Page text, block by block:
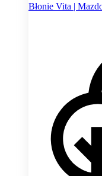
Błonie Vita |